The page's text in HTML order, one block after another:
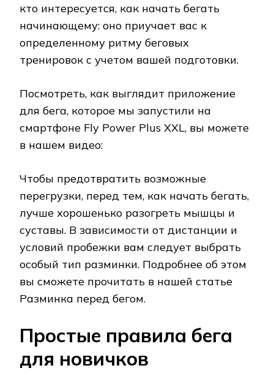
кто интересуется, как начать бегать
начинающему: оно приучает вас к
определенному ритму беговых
тренировок с учетом вашей подготовки.
Посмотреть, как выглядит приложение
для бега, которое мы запустили на
смартфоне Fly Power Plus XXL, вы можете
в нашем видео:
Чтобы предотвратить возможные
перегрузки, перед тем, как начать бегать,
лучше хорошенько разогреть мышцы и
суставы. В зависимости от дистанции и
условий пробежки вам следует выбрать
особый тип разминки. Подробнее об этом
вы сможете прочитать в нашей статье
Разминка перед бегом.
Простые правила бега
для новичков